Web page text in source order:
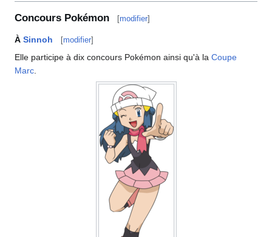
Concours Pokémon [modifier]
À Sinnoh [modifier]
Elle participe à dix concours Pokémon ainsi qu'à la Coupe
Marc